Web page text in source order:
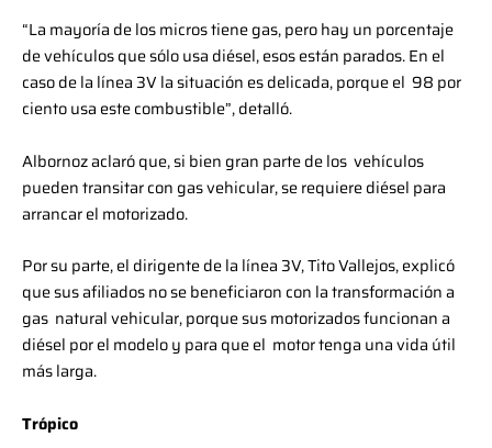
“La mayoría de los micros tiene gas, pero hay un porcentaje
de vehículos que sólo usa diésel, esos están parados. En el
caso de la línea 3V la situación es delicada, porque el 98 por
ciento usa este combustible”, detalló.
Albornoz aclaró que, si bien gran parte de los vehículos
pueden transitar con gas vehicular, se requiere diésel para
arrancar el motorizado.
Por su parte, el dirigente de la línea 3V, Tito Vallejos, explicó
que sus afiliados no se beneficiaron con la transformación a
gas natural vehicular, porque sus motorizados funcionan a
diésel por el modelo y para que el motor tenga una vida útil
más larga.
Trópico